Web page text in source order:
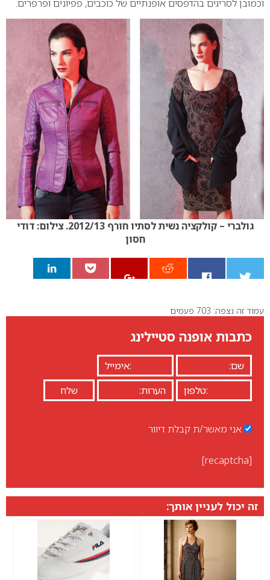
וכמובן לסריגים בהדפסים אופנתיים של כוכבים, פפיונים ופרפרים.
גולברי – קולקציה נשית לסתיו חורף 2012/13. צילום: דודי
חסון
0
עמוד זה נצפה: 703 פעמים
כתבות אופנה סטיילינג
אני מאשר/ת קבלת דיוור
[recaptcha]
זה יכול לעניין אותך: